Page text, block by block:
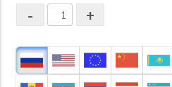
1
-1
+
-